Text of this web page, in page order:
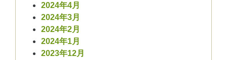
2024年4月
2024年3月
2024年2月
2024年1月
2023年12月